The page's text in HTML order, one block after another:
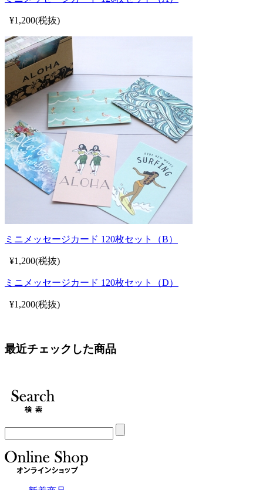
¥1,200(税抜)
ミニメッセージカード 120枚セット（B）
¥1,200(税抜)
ミニメッセージカード 120枚セット（D）
¥1,200(税抜)
最近チェックした商品